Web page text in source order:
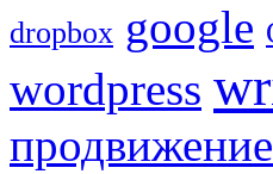
dropbox google
wordpress
продвижение